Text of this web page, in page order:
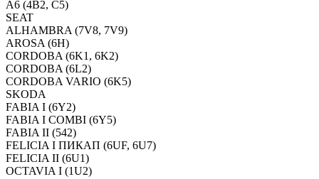
A6 (4B2, C5)
SEAT
ALHAMBRA (7V8, 7V9)
AROSA (6H)
CORDOBA (6K1, 6K2)
CORDOBA (6L2)
CORDOBA VARIO (6K5)
SKODA
FABIA I (6Y2)
FABIA I COMBI (6Y5)
FABIA II (542)
FELICIA I ПИКАП (6UF, 6U7)
FELICIA II (6U1)
OCTAVIA I (1U2)